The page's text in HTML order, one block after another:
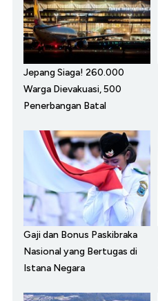
Jepang Siaga! 260.000
Warga Dievakuasi, 500
Penerbangan Batal
Gaji dan Bonus Paskibraka
Nasional yang Bertugas di
Istana Negara